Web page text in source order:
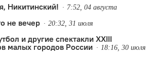
Никитинский! 7:52, 04 августа
не вечер 20:32, 31 июля
и другие спектакли XXIII
малых городов России
18:16, 30 июля